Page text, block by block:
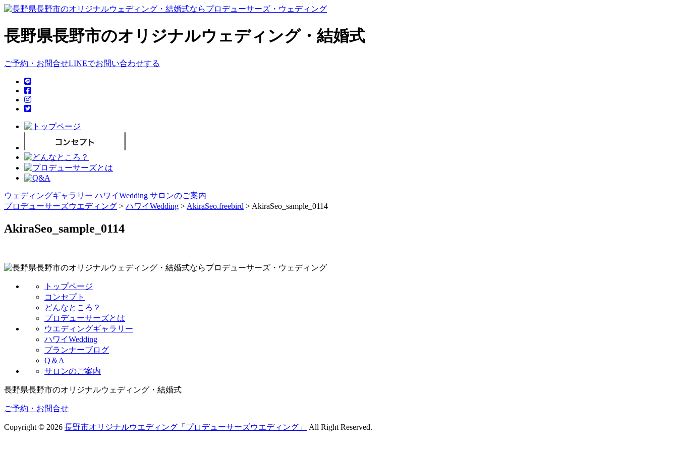
長野県長野市のオリジナルウェディング・結婚式
ご予約・お問合せLINEでお問い合わせする
ウェディングギャラリー ハワイWedding サロンのご案内
プロデューサーズウエディング > ハワイWedding > AkiraSeo.freebird > AkiraSeo_sample_0114
AkiraSeo_sample_0114
トップページ
コンセプト
どんなところ？
プロデューサーズとは
ウエディングギャラリー
ハワイWedding
プランナーブログ
Q＆A
サロンのご案内
長野県長野市のオリジナルウェディング・結婚式
ご予約・お問合せ
Copyright © 2026 長野市オリジナルウエディング「プロデューサーズウエディング」 All Right Reserved.